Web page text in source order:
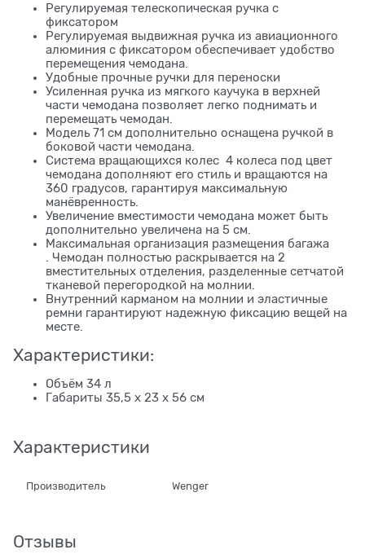
Регулируемая телескопическая ручка с
фиксатором
Регулируемая выдвижная ручка из авиационного
алюминия с фиксатором обеспечивает удобство
перемещения чемодана.
Удобные прочные ручки для переноски
Усиленная ручка из мягкого каучука в верхней
части чемодана позволяет легко поднимать и
перемещать чемодан.
Модель 71 см дополнительно оснащена ручкой в
боковой части чемодана.
Система вращающихся колес 4 колеса под цвет
чемодана дополняют его стиль и вращаются на
360 градусов, гарантируя максимальную
манёвренность.
Увеличение вместимости чемодана может быть
дополнительно увеличена на 5 см.
Максимальная организация размещения багажа
. Чемодан полностью раскрывается на 2
вместительных отделения, разделенные сетчатой
тканевой перегородкой на молнии.
Внутренний карманом на молнии и эластичные
ремни гарантируют надежную фиксацию вещей на
месте.
Характеристики:
Объём 34 л
Габариты 35,5 x 23 x 56 см
Характеристики
Производитель Wenger
Отзывы